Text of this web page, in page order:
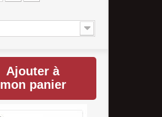
Ajouter à
mon panier